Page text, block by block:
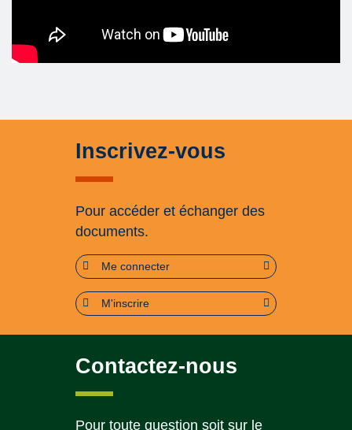
Inscrivez-vous
Pour accéder et échanger des
documents.
Me connecter
M'inscrire
Contactez-nous
Pour toute question soit sur le